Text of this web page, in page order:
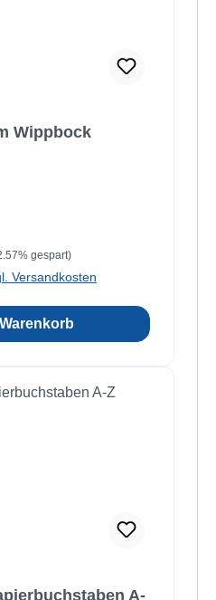
Wippbock
gespart)
Versandkosten
A-